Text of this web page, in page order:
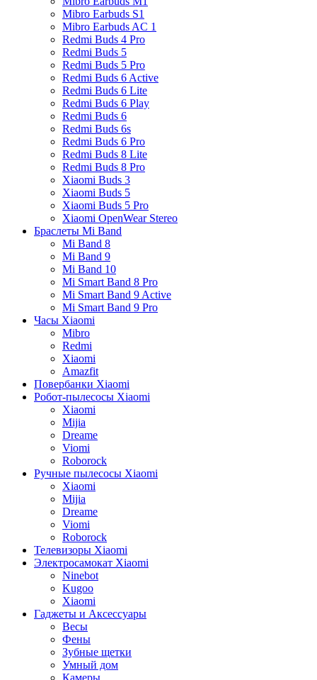
Mibro Earbuds S1
Mibro Earbuds AC 1
Redmi Buds 4 Pro
Redmi Buds 5
Redmi Buds 5 Pro
Redmi Buds 6 Active
Redmi Buds 6 Lite
Redmi Buds 6 Play
Redmi Buds 6
Redmi Buds 6s
Redmi Buds 6 Pro
Redmi Buds 8 Lite
Redmi Buds 8 Pro
Xiaomi Buds 3
Xiaomi Buds 5
Xiaomi Buds 5 Pro
Xiaomi OpenWear Stereo
Браслеты Mi Band
Mi Band 8
Mi Band 9
Mi Band 10
Mi Smart Band 8 Pro
Mi Smart Band 9 Active
Mi Smart Band 9 Pro
Часы Xiaomi
Mibro
Redmi
Xiaomi
Amazfit
Повербанки Xiaomi
Робот-пылесосы Xiaomi
Xiaomi
Mijia
Dreame
Viomi
Roborock
Ручные пылесосы Xiaomi
Xiaomi
Mijia
Dreame
Viomi
Roborock
Телевизоры Xiaomi
Электросамокат Xiaomi
Ninebot
Kugoo
Xiaomi
Гаджеты и Аксессуары
Весы
Фены
Зубные щетки
Умный дом
Камеры